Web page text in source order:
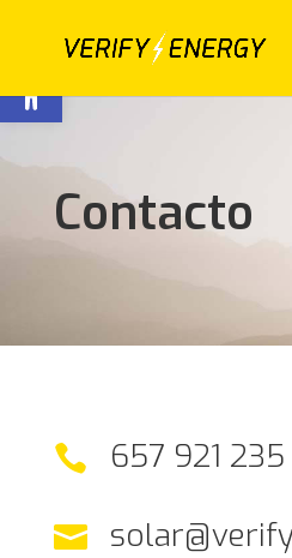
Abrir barra de herramientas
Contacto
 657 921 235
